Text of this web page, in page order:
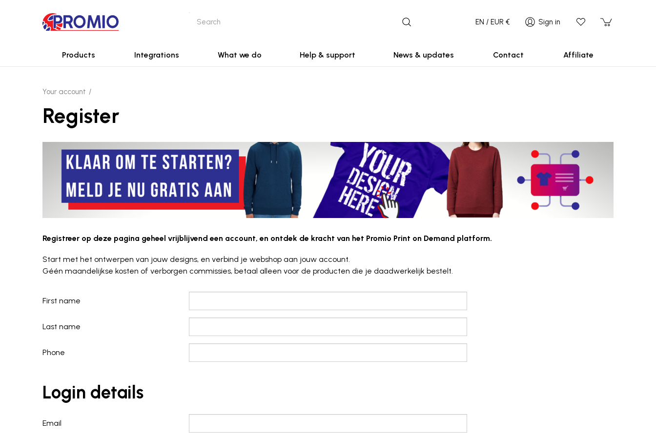
EN / EUR € Sign in
Products Integrations What we do Help & support News & updates Contact Affiliate
Your account
Register
Registreer op deze pagina geheel vrijblijvend een account, en ontdek de kracht van het Promio Print on Demand platform.
Start met het ontwerpen van jouw designs, en verbind je webshop aan jouw account.
Géén maandelijkse kosten of verborgen commissies, betaal alleen voor de producten die je daadwerkelijk bestelt.
First name
Last name
Phone
Login details
Email